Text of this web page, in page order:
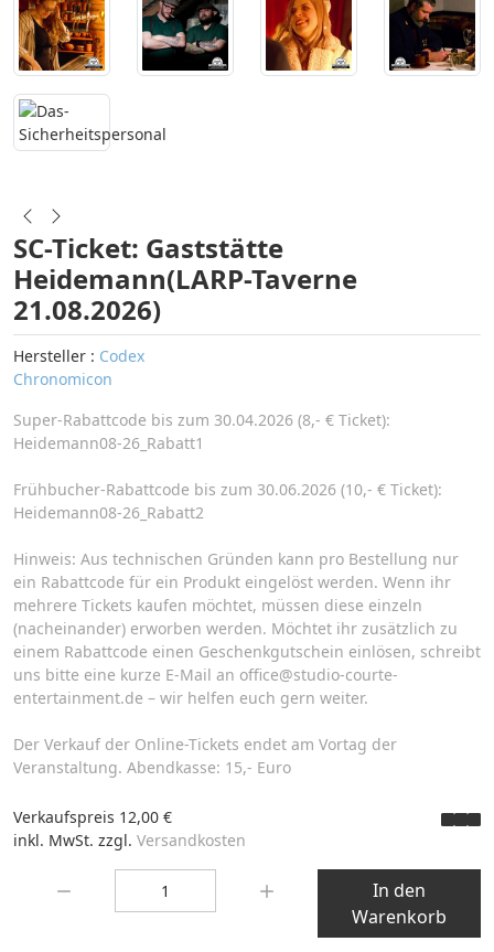
SC-Ticket: Gaststätte
Heidemann(LARP-Taverne
21.08.2026)
Hersteller : Codex
Chronomicon
Super-Rabattcode bis zum 30.04.2026 (8,- € Ticket):
Heidemann08-26_Rabatt1
Frühbucher-Rabattcode bis zum 30.06.2026 (10,- € Ticket):
Heidemann08-26_Rabatt2
Hinweis: Aus technischen Gründen kann pro Bestellung nur
ein Rabattcode für ein Produkt eingelöst werden. Wenn ihr
mehrere Tickets kaufen möchtet, müssen diese einzeln
(nacheinander) erworben werden. Möchtet ihr zusätzlich zu
einem Rabattcode einen Geschenkgutschein einlösen, schreibt
uns bitte eine kurze E-Mail an office@studio-courte-
entertainment.de – wir helfen euch gern weiter.
Der Verkauf der Online-Tickets endet am Vortag der
Veranstaltung. Abendkasse: 15,- Euro
Verkaufspreis 12,00 €
inkl. MwSt. zzgl. Versandkosten
In den
Warenkorb